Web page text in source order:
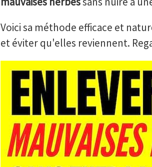
Voici sa méthode efficace et
et éviter qu'elles reviennent.